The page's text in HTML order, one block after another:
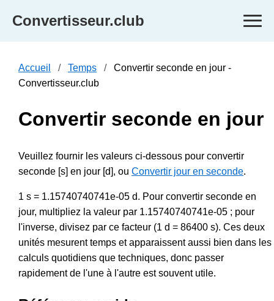
Convertisseur.club
Accueil Temps
Convertir seconde en jour -
Convertisseur.club
Convertir seconde en jour
Veuillez fournir les valeurs ci-dessous pour convertir
seconde [s] en jour [d], ou Convertir jour en seconde.
1 s = 1.15740740741e-05 d. Pour convertir seconde en
jour, multipliez la valeur par 1.15740740741e-05 ; pour
l'inverse, divisez par ce facteur (1 d = 86400 s). Ces deux
unités mesurent temps et apparaissent aussi bien dans les
calculs quotidiens que techniques, donc passer
rapidement de l'une à l'autre est souvent utile.